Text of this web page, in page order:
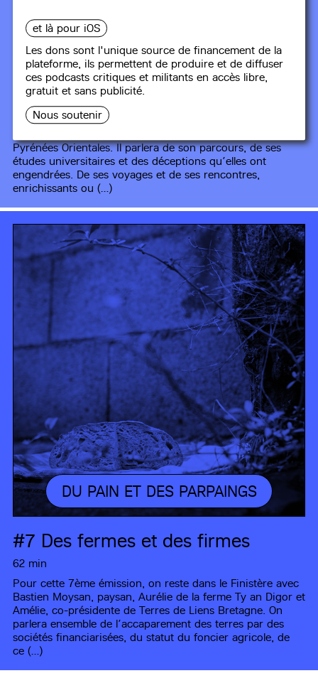
et là pour iOS
Les dons sont l'unique source de financement de la
plateforme, ils permettent de produire et de diffuser
ces podcasts critiques et militants en accès libre,
gratuit et sans publicité.
Nous soutenir
À L’INTÉRIEUR DU BOCAL
#1Le chemin de Pablo
28 min
Dans ce premier épisode, on rencontrera Pablo qui a
Pyrénées Orientales. Il parlera de son parcours, de ses
études universitaires et des déceptions qu’elles ont
engendrées. De ses voyages et de ses rencontres,
enrichissants ou (…)
DU PAIN ET DES PARPAINGS
#7 Des fermes et des firmes
62 min
Pour cette 7ème émission, on reste dans le Finistère avec
Bastien Moysan, paysan, Aurélie de la ferme Ty an Digor et
Amélie, co-présidente de Terres de Liens Bretagne. On
parlera ensemble de l’accaparement des terres par des
sociétés financiarisées, du statut du foncier agricole, de
ce (…)